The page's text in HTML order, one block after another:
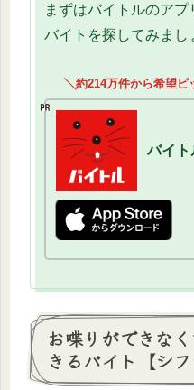
まずはバイトルのアプ
バイトを探してみまし
╲約214万件から希望ピ
バイト
お喋りができな
きるバイト【シ